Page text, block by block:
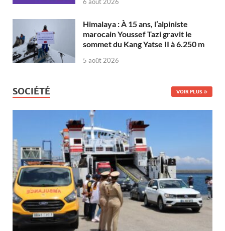
6 août 2026
Himalaya : À 15 ans, l’alpiniste
marocain Youssef Tazi gravit le
sommet du Kang Yatse II à 6.250 m
5 août 2026
SOCIÉTÉ VOIR PLUS